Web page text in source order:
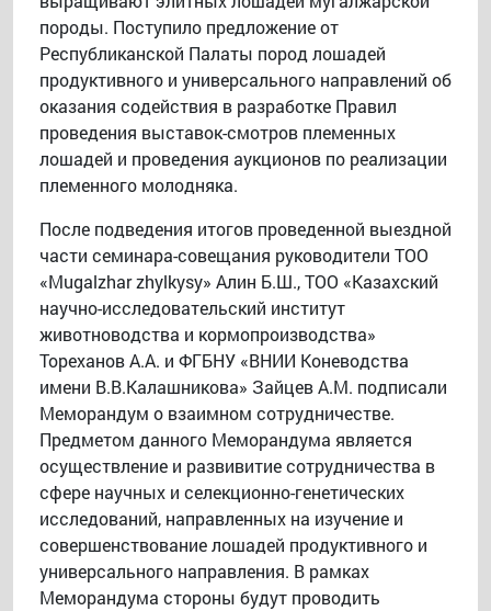
породы. Поступило предложение от
Республиканской Палаты пород лошадей
продуктивного и универсального направлений об
оказания содействия в разработке Правил
проведения выставок-смотров племенных
лошадей и проведения аукционов по реализации
племенного молодняка.
После подведения итогов проведенной выездной
части семинара-совещания руководители ТОО
«Mugalzhar zhylkysy» Алин Б.Ш., ТОО «Казахский
научно-исследовательский институт
животноводства и кормопроизводства»
Тореханов А.А. и ФГБНУ «ВНИИ Коневодства
имени В.В.Калашникова» Зайцев А.М. подписали
Меморандум о взаимном сотрудничестве.
Предметом данного Меморандума является
осуществление и развивитие сотрудничества в
сфере научных и селекционно-генетических
исследований, направленных на изучение и
совершенствование лошадей продуктивного и
универсального направления. В рамках
Меморандума стороны будут проводить